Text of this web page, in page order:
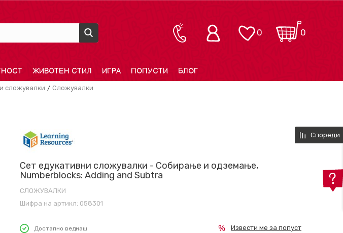
0
0
ЖИВОТЕН СТИЛ ИГРА ПОПУСТИ БЛОГ
сложувалки Сложувалки
Сет едукативни сложувалки - Собирање и одземање,
Numberblocks: Adding and Subtra
СЛОЖУВАЛКИ
Шифра на артикл: 058301
Достапно веднаш Извести ме за попуст
Спореди